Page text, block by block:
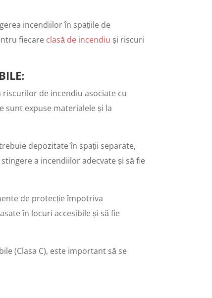
incendiilor în spațiile de
fiecare clasă de incendiu și riscuri
:
de incendiu asociate cu
sunt expuse materialele și la
depozitate în spații separate,
a incendiilor adecvate și să fie
de protecție împotriva
în locuri accesibile și să fie
(Clasa C), este important să se